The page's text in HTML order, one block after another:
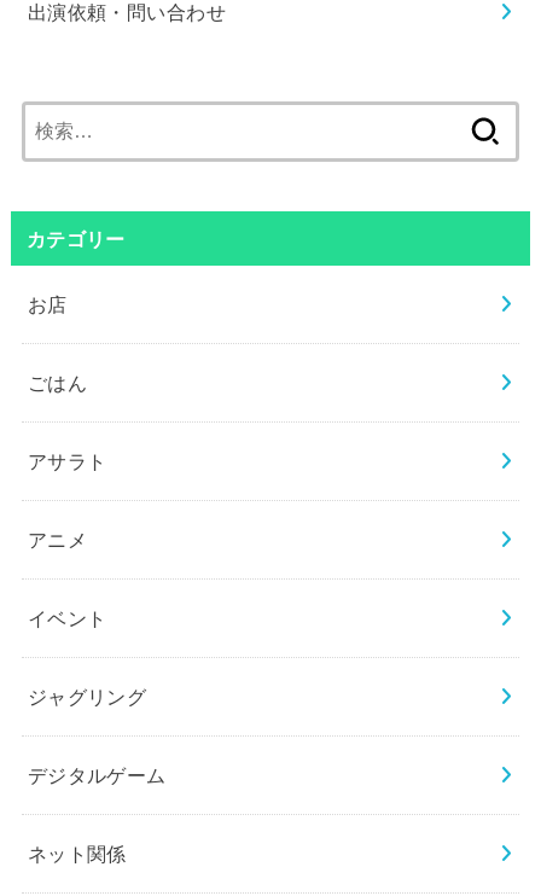
出演依頼・問い合わせ
索:
カテゴリー
お店
ごはん
アサラト
アニメ
イベント
ジャグリング
デジタルゲーム
ネット関係